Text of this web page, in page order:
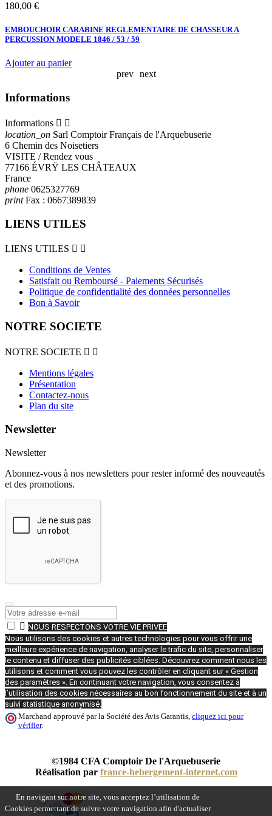
En navigant sur notre site, vous acceptez l’utilisation de
Cookies permettant de suivre votre navigation afin d'actualiser
Prix
180,00 €
EMBOUCHOIR CARABINE REGLEMENTAIRE DE CHASSEUR A
PERCUSSION MODELE 1846 / 53 / 59
Ajouter au panier
prev
next
Informations
Informations  
location_on Sarl Comptoir Français de l'Arquebuserie
6 Chemin des Noisetiers
VISITE / Rendez vous
77166 ÉVRŸ LES CHÂTEAUX
France
phone 0625327769
printFax : 0667389839
LIENS UTILES
LIENS UTILES  
Conditions de Ventes
Satisfait ou Remboursé - Paiements Sécurisés
Politique de confidentialité des données personnelles
Bon à Savoir
NOTRE SOCIETE
NOTRE SOCIETE  
Mentions légales
Présentation
Contactez-nous
Plan du site
Newsletter
Newsletter
Abonnez-vous à nos newsletters pour rester informé des nouveautés
et des promotions.
 NOUS RESPECTONS VOTRE VIE PRIVEE
Nous utilisons des cookies et autres technologies pour vous offrir une
meilleure expérience de navigation, analyser le trafic du site, personnaliser
le contenu et diffuser des publicités ciblées. Découvrez comment nous les
utilisons et comment vous pouvez les contrôler en cliquant sur « Gestion
des paramètres ». En continuant votre navigation, vous consentez à
l’utilisation des cookies nécessaires au bon fonctionnement du site et à un
suivi statistique anonymisé.
Marchand approuvé par la Société des Avis Garantis, cliquez ici pour
vérifier.
©1984 CFA Comptoir De l'Arquebuserie
Réalisation par france-hebergement-internet.com